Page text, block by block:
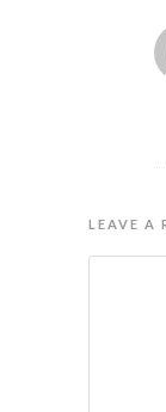
LEAVE A